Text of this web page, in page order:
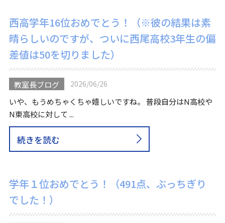
西高学年16位おめでとう！（※彼の結果は素
晴らしいのですが、ついに西尾高校3年生の偏
差値は50を切りました）
教室長ブログ 2026/06/26
いや、もうめちゃくちゃ嬉しいですね。 普段自分はN高校や
N東高校に対して ...
続きを読む
学年１位おめでとう！（491点、ぶっちぎり
でした！）